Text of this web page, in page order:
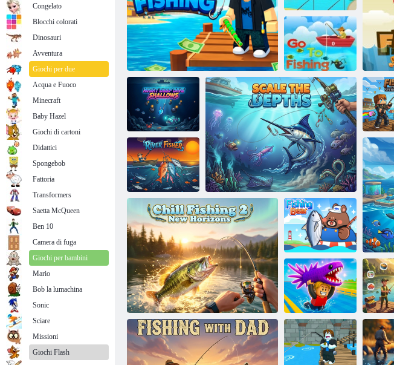
Baby Hazel Pesca Tempo
Pesca divertente
Grande pesca
Vai a pesca
Immersioni
profonde
notturne in
acque poco
profonde
Scala le profondità
Fiume Pescatore
Orso pescatore
Cattura un pesce
Obby
Congelato
Blocchi colorati
Dinosauri
Avventura
Giochi per due
Acqua e Fuoco
Minecraft
Baby Hazel
Giochi di cartoni
Didattici
Spongebob
Fattoria
Transformers
Saetta McQueen
Ben 10
Camera di fuga
Giochi per bambini
Mario
Bob la lumachina
Sonic
Sciare
Missioni
Giochi Flash